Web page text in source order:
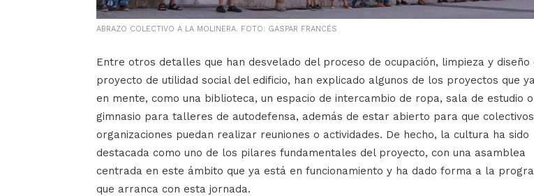
ABRAZO COLECTIVO A LA MOLINERA. FOTO: GASPAR FRANCÉS
Entre otros detalles que han desvelado del proceso de ocupación, limpieza y diseño
proyecto de utilidad social del edificio, han explicado algunos de los proyectos que
en mente, como una biblioteca, un espacio de intercambio de ropa, sala de estudio o
gimnasio para talleres de autodefensa, además de estar abierto para que
organizaciones puedan realizar reuniones o actividades. De hecho, la cultura ha sido
destacada como uno de los pilares fundamentales del proyecto, con una asamblea
centrada en este ámbito que ya está en funcionamiento y ha dado forma a la
que arranca con esta jornada.